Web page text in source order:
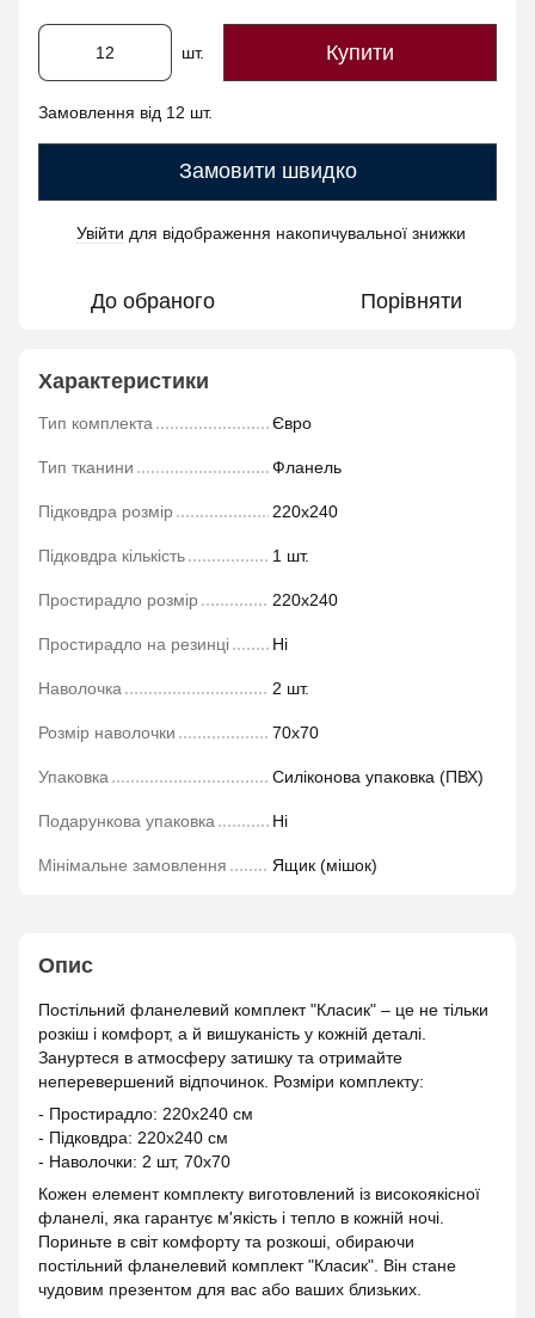
шт. Купити
Замовлення від 12 шт.
Замовити швидко
Увійти для відображення накопичувальної знижки
До обраного Порівняти
Характеристики
Тип комплекта Євро
Тип тканини Фланель
Підковдра розмір 220х240
Підковдра кількість 1 шт.
Простирадло розмір 220х240
Простирадло на резинці Ні
Наволочка 2 шт.
Розмір наволочки 70х70
Упаковка Силіконова упаковка (ПВХ)
Подарункова упаковка Ні
Мінімальне замовлення Ящик (мішок)
Опис
Постільний фланелевий комплект "Класик" – це не тільки
розкіш і комфорт, а й вишуканість у кожній деталі.
Зануртеся в атмосферу затишку та отримайте
неперевершений відпочинок. Розміри комплекту:
- Простирадло: 220х240 см
- Підковдра: 220х240 см
- Наволочки: 2 шт, 70х70
Кожен елемент комплекту виготовлений із високоякісної
фланелі, яка гарантує м'якість і тепло в кожній ночі.
Пориньте в світ комфорту та розкоші, обираючи
постільний фланелевий комплект "Класик". Він стане
чудовим презентом для вас або ваших близьких.